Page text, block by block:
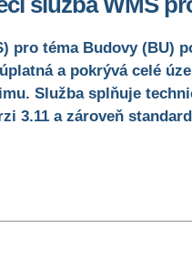
pro téma Budovy (BU)
a pokrývá celé
Služba splňuje
3.11 a zároveň